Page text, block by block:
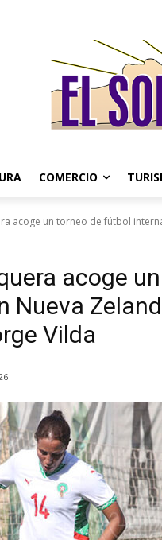
COMERCIO
acoge un torneo de fútbol
acoge
Nueva
Vilda